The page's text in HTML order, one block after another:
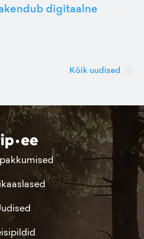
digitaalne
Kõik uudised